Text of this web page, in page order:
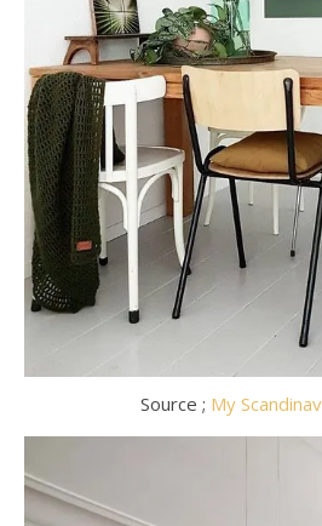
Source ; My